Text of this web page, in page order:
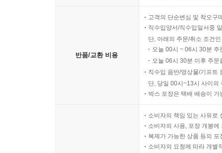
반품/교환 비용
고객의 단순변심 및 착오구
직수입양서/직수입일서중
단, 아래의 주문/취소 조건
오늘 00시 ~ 06시 30분
오늘 06시 30분 이후 주
직수입 음반/영상물/기프트
단, 당일 00시~13시 사이의
박스 포장은 택배 배송이
소비자의 책임 있는 사유로
소비자의 사용, 포장 개봉
복제가 가능한 상품 등의
소비자의 요청에 따라 개별